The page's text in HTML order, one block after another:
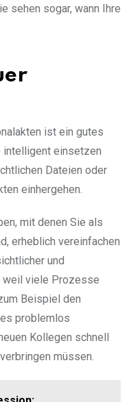
sehen sogar, wann Ihre
ist ein gutes
intelligent einsetzen
Dateien oder
einhergehen.
mit denen Sie als
erheblich vereinfachen
und
weil viele Prozesse
Beispiel den
problemlos
Kollegen schnell
müssen.